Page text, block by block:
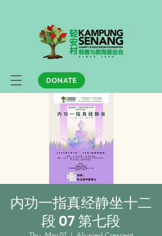
DONATE
内功一指真经静坐十二
段 07 第七段